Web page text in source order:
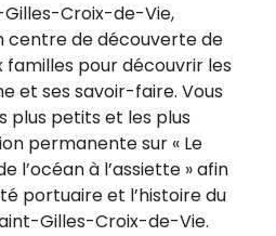
Croix-de-Vie,
centre de découverte de
pour découvrir les
et ses savoir-faire. Vous
plus petits et les plus
permanente sur « Le
l’océan à l’assiette » afin
portuaire et l’histoire du
Gilles-Croix-de-Vie.